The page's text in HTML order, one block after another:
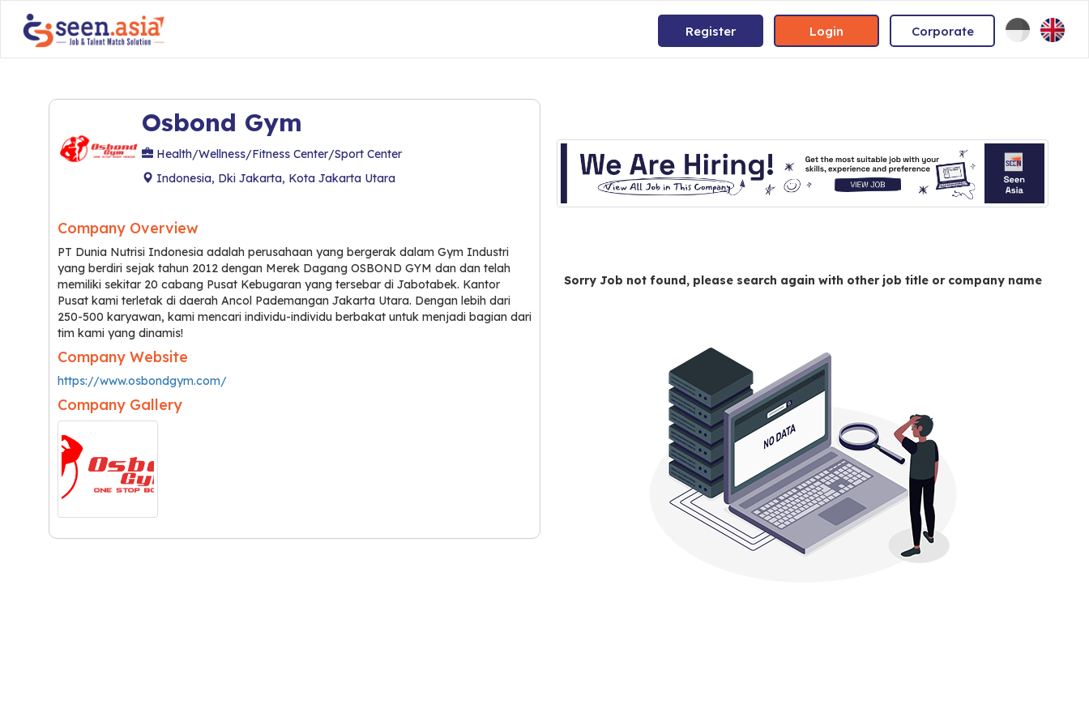
Register Login Corporate
Osbond Gym
Health/Wellness/Fitness Center/Sport Center
Indonesia, Dki Jakarta, Kota Jakarta Utara
Company Overview
PT Dunia Nutrisi Indonesia adalah perusahaan yang bergerak dalam Gym Industri
yang berdiri sejak tahun 2012 dengan Merek Dagang OSBOND GYM dan dan telah
memiliki sekitar 20 cabang Pusat Kebugaran yang tersebar di Jabotabek. Kantor
Pusat kami terletak di daerah Ancol Pademangan Jakarta Utara. Dengan lebih dari
250-500 karyawan, kami mencari individu-individu berbakat untuk menjadi bagian dari
tim kami yang dinamis!
Company Website
https://www.osbondgym.com/
Company Gallery
Sorry Job not found, please search again with other job title or company name